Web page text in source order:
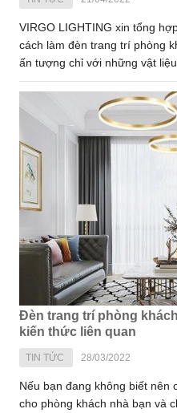
VIRGO LIGHTING xin tổng
cách làm đèn trang trí phòng
ấn tượng chỉ với những vật
tay vào làm ngay thôi nào!
Đèn trang trí phòng
kiến thức liên quan
TIN TỨC 28/03/2022
Nếu bạn đang không biết nên
cho phòng khách nhà bạn và